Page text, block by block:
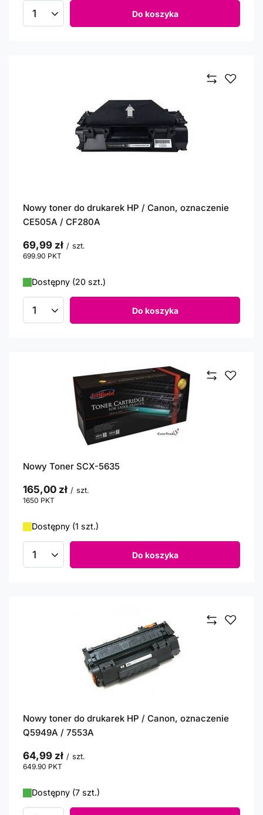
Ilość produktów Do koszyka
Nowy toner do drukarek HP / Canon, oznaczenie
CE505A / CF280A
69,99 zł / szt.
699.90 PKT
Dostępny (20 szt.)
Ilość produktów Do koszyka
Nowy Toner SCX-5635
165,00 zł / szt.
1650 PKT
Dostępny (1 szt.)
Ilość produktów Do koszyka
Nowy toner do drukarek HP / Canon, oznaczenie
Q5949A / 7553A
64,99 zł / szt.
649.90 PKT
Dostępny (7 szt.)